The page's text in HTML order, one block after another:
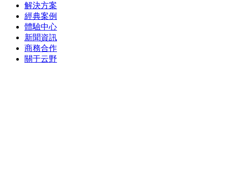
解決方案
經典案例
體驗中心
新聞資訊
商務合作
關于云野